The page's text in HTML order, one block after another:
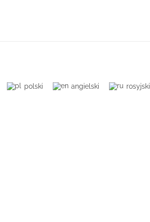
polski angielski rosyjski